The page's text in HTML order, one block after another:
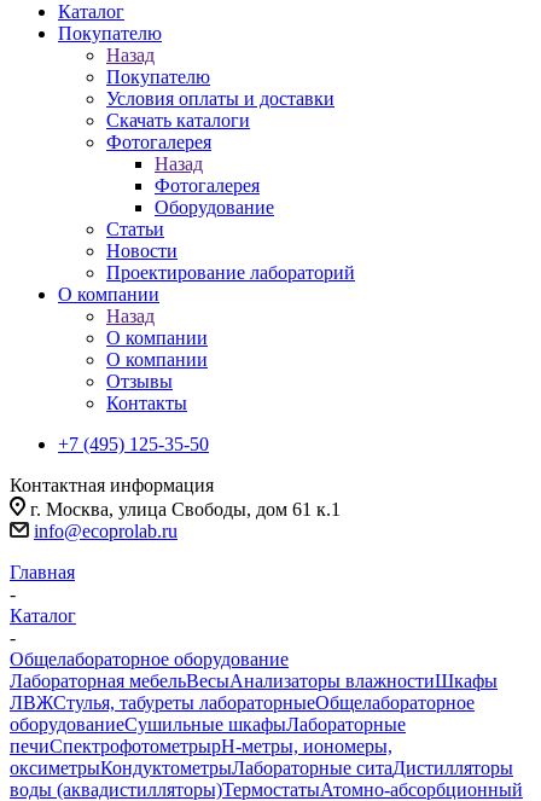
Каталог
Покупателю
Назад
Покупателю
Условия оплаты и доставки
Скачать каталоги
Фотогалерея
Назад
Фотогалерея
Оборудование
Статьи
Новости
Проектирование лабораторий
О компании
Назад
О компании
О компании
Отзывы
Контакты
+7 (495) 125-35-50
Контактная информация
г. Москва, улица Свободы, дом 61 к.1
info@ecoprolab.ru
Главная
-
Каталог
-
Общелабораторное оборудование
Лабораторная мебельВесыАнализаторы влажностиШкафы
ЛВЖСтулья, табуреты лабораторныеОбщелабораторное
оборудованиеСушильные шкафыЛабораторные
печиСпектрофотометрыpH-метры, иономеры,
оксиметрыКондуктометрыЛабораторные ситаДистилляторы
воды (аквадистилляторы)ТермостатыАтомно-абсорбционный